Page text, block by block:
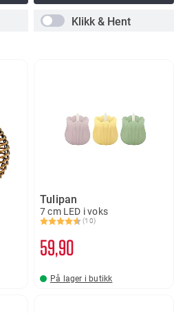
Klikk & Hent
Tulipan
7 cm LED i voks
Karakter:
(10)
4.9 av 5 mulige
59 90
På lager i butikk